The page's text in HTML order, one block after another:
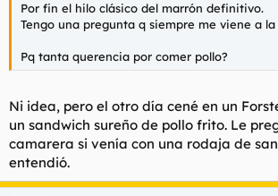
Por fin el hilo clásico del marrón definitivo.
Tengo una pregunta q siempre me viene a la
Pq tanta querencia por comer pollo?
Ni idea, pero el otro día cené en un
un sandwich sureño de pollo frito. Le
camarera si venía con una rodaja de
entendió.